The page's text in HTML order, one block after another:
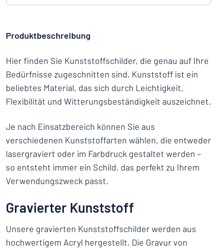
Produktbeschreibung
Hier finden Sie Kunststoffschilder, die genau auf Ihre
Bedürfnisse zugeschnitten sind. Kunststoff ist ein
beliebtes Material, das sich durch Leichtigkeit,
Flexibilität und Witterungsbeständigkeit auszeichnet.
Je nach Einsatzbereich können Sie aus
verschiedenen Kunststoffarten wählen, die entweder
lasergraviert oder im Farbdruck gestaltet werden –
so entsteht immer ein Schild, das perfekt zu Ihrem
Verwendungszweck passt.
Gravierter Kunststoff
Unsere gravierten Kunststoffschilder werden aus
hochwertigem Acryl hergestellt. Die Gravur von